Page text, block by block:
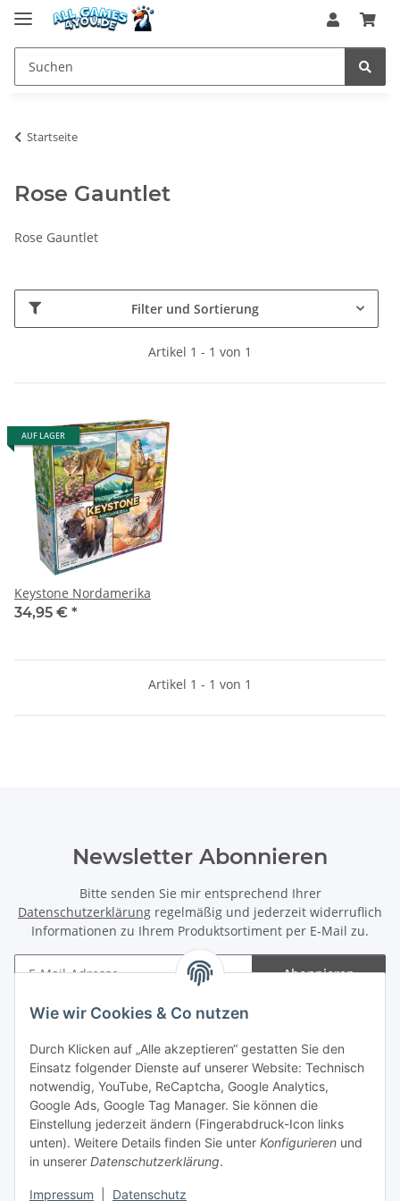
Wie wir Cookies & Co nutzen
Durch Klicken auf „Alle akzeptieren“ gestatten Sie den
Einsatz folgender Dienste auf unserer Website: Technisch
notwendig, YouTube, ReCaptcha, Google Analytics,
Google Ads, Google Tag Manager. Sie können die
Einstellung jederzeit ändern (Fingerabdruck-Icon links
unten). Weitere Details finden Sie unter Konfigurieren und
in unserer Datenschutzerklärung.
Impressum Datenschutz
Startseite
Rose Gauntlet
Rose Gauntlet
Filter und Sortierung
Artikel 1 - 1 von 1
AUF LAGER
Keystone Nordamerika
34,95 € *
Artikel 1 - 1 von 1
Newsletter Abonnieren
Bitte senden Sie mir entsprechend Ihrer
Datenschutzerklärung regelmäßig und jederzeit widerruflich
Informationen zu Ihrem Produktsortiment per E-Mail zu.
Abonnieren
Gesetzliche Informationen
Spieletreffs in Jülich & Umgebung